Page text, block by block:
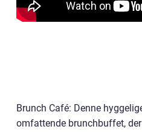
Brunch Café: Denne
omfattende brunchbuffet,